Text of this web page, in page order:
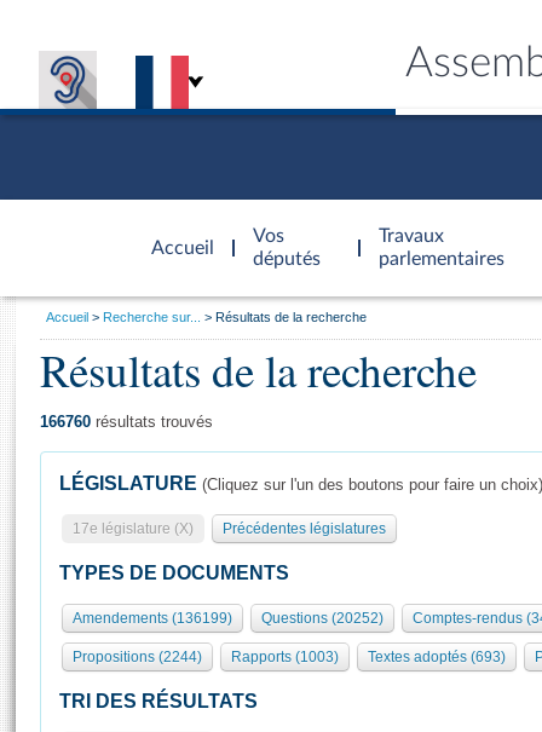
Accueil
d'accueil
Vos
députés
Travaux
parlementaires
Présidence
577 députés
Groupes politiques
Séance publique
Commissions et autres organes
Europe et International
Général
Rôle et pouvoirs de l'Assemblée
Organisation de l'Assemblée
Présidence Conférence des Présidents Bureau Collège des
Visiter l'Assemblée
Visite virtuelle du palais Bourbon
Assister à une séance
Vous
Accueil Recherche sur... Résultats de la recherche
Résultats de la recherche
166760 résultats trouvés
LÉGISLATURE (Cliquez sur l'un des boutons pour faire un choix)
17e législature (X) Précédentes législatures
TYPES DE DOCUMENTS
Amendements (136199) Questions (20252) Comptes-rendus
Propositions (2244) Rapports (1003) Textes adoptés (693)
TRI DES RÉSULTATS